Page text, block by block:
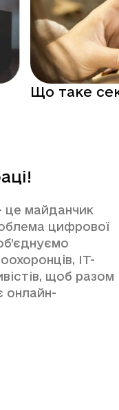
Що таке
це майданчик
цифрової
IT-
щоб разом
онлайн-